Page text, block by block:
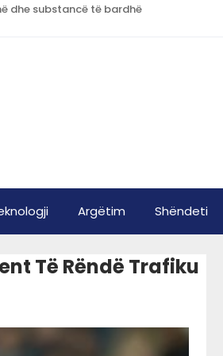
dhe substancë të bardhë
Argëtim Shëndeti
Të Rëndë Trafiku